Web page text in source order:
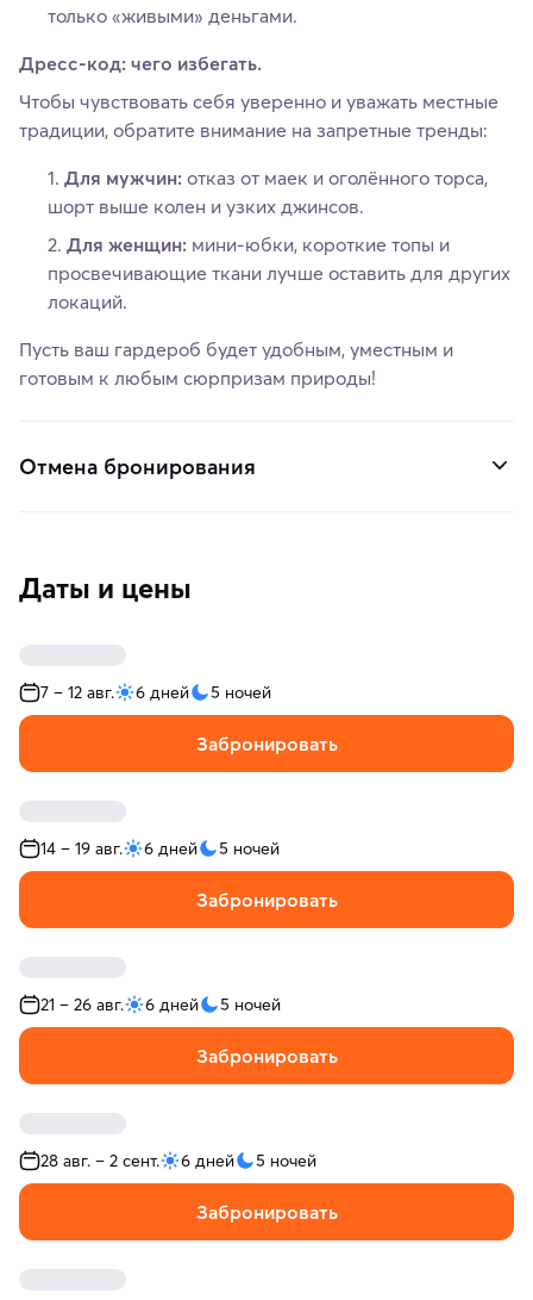
только «живыми» деньгами.
Дресс‑код: чего избегать.
Чтобы чувствовать себя уверенно и уважать местные
традиции, обратите внимание на запретные тренды:
Для мужчин: отказ от маек и оголённого торса,
шорт выше колен и узких джинсов.
Для женщин: мини‑юбки, короткие топы и
просвечивающие ткани лучше оставить для других
локаций.
Пусть ваш гардероб будет удобным, уместным и
готовым к любым сюрпризам природы!
Отмена бронирования
Даты и цены
7 – 12 авг. 6 дней 5 ночей
Забронировать
14 – 19 авг. 6 дней 5 ночей
Забронировать
21 – 26 авг. 6 дней 5 ночей
Забронировать
28 авг. – 2 сент. 6 дней 5 ночей
Забронировать